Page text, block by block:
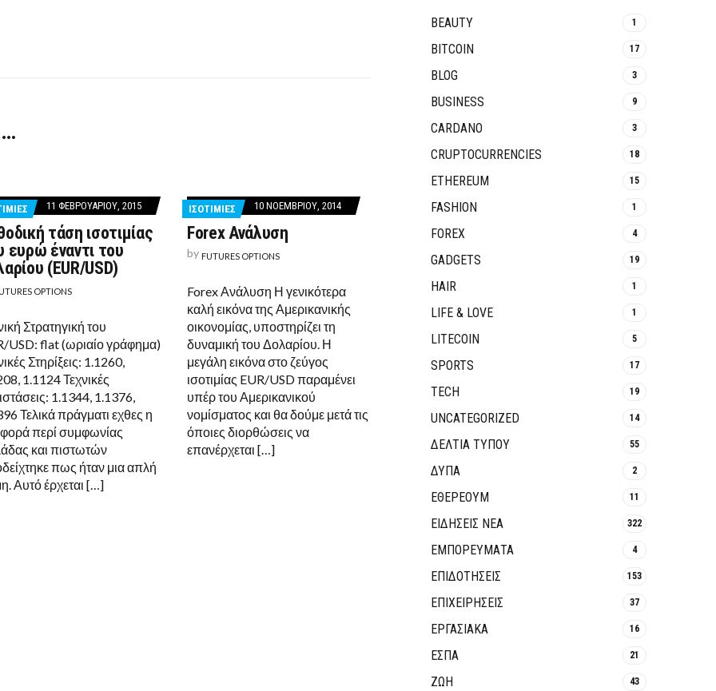
11 ΦΕΒΡΟΥΑΡΊΟΥ, 2015
τάση ισοτιμίας
ευρώ έναντι του
(EUR/USD)
OPTIONS
Στρατηγική του
USD: flat (ωριαίο γράφημα)
Στηρίξεις: 1.1260,
1.1124 Τεχνικές
1.1344, 1.1376,
Τελικά πράγματι εχθες η
περί συμφωνίας
και πιστωτών
πως ήταν μια απλή
Αυτό έρχεται […]
ΙΣΟΤΙΜΙΕΣ 10 ΝΟΕΜΒΡΊΟΥ, 2014
Forex Ανάλυση
by FUTURES OPTIONS
Forex Ανάλυση Η γενικότερα
καλή εικόνα της Αμερικανικής
οικονομίας, υποστηρίζει τη
δυναμική του Δολαρίου. Η
μεγάλη εικόνα στο ζεύγος
ισοτιμίας EUR/USD παραμένει
υπέρ του Αμερικανικού
νομίσματος και θα δούμε μετά τις
όποιες διορθώσεις να
επανέρχεται […]
BEAUTY 1
BITCOIN 17
BLOG 3
BUSINESS 9
CARDANO 3
CRUPTOCURRENCIES 18
ETHEREUM 15
FASHION 1
FOREX 4
GADGETS 19
HAIR 1
LIFE & LOVE 1
LITECOIN 5
SPORTS 17
TECH 19
UNCATEGORIZED 14
ΔΕΛΤΙΑ ΤΥΠΟΥ 55
ΔΥΠΑ 2
ΕΘΈΡΕΟΥΜ 11
ΕΙΔΗΣΕΙΣ ΝΕΑ 322
ΕΜΠΟΡΕΥΜΑΤΑ 4
ΕΠΙΔΟΤΗΣΕΙΣ 153
ΕΠΙΧΕΙΡΗΣΕΙΣ 37
ΕΡΓΑΣΙΑΚΑ 16
ΕΣΠΑ 21
ΖΩΗ 43